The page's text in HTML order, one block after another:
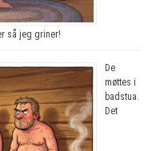
så jeg griner!
De
møttes i
badstua.
Det